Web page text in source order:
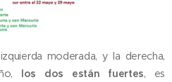
moderada, y la derecha,
los dos están fuertes, es